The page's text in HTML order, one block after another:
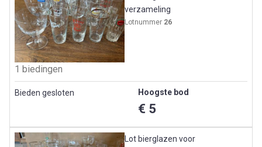
verzameling
Lotnummer 26
1 biedingen
Bieden gesloten Hoogste bod
€ 5
Lot bierglazen voor